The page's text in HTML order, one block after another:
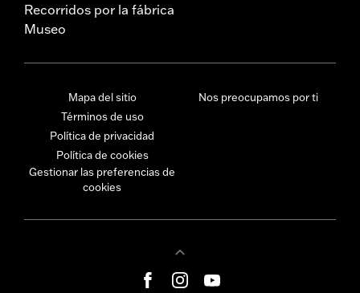
Recorridos por la fábrica
Museo
Mapa del sitio
Términos de uso
Política de privacidad
Política de cookies
Gestionar las preferencias de
cookies
Nos preocupamos por ti